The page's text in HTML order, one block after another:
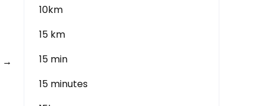
→
10km
15 km
15 min
15 minutes